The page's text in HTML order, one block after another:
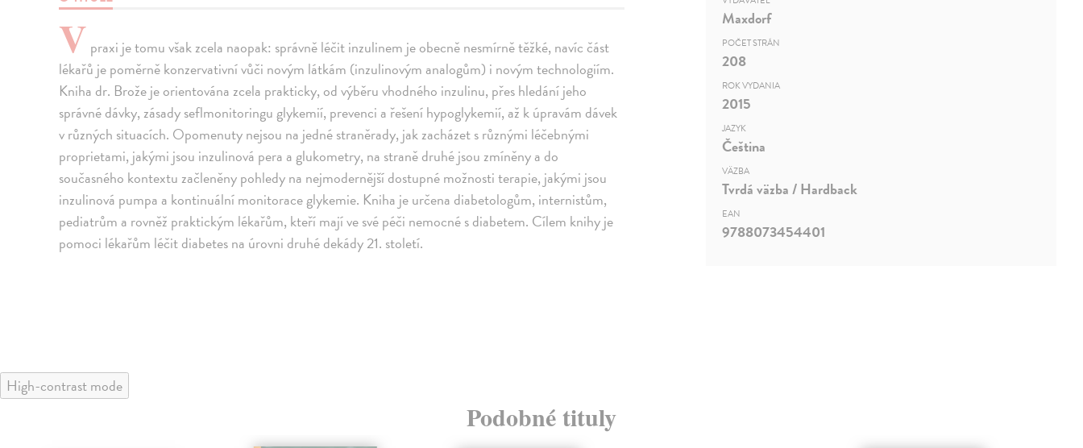
V praxi je tomu však zcela naopak: správně léčit inzulinem je obecně nesmírně těžké, navíc část
lékařů je poměrně konzervativní vůči novým látkám (inzulinovým analogům) i novým technologiím.
Kniha dr. Brože je orientována zcela prakticky, od výběru vhodného inzulinu, přes hledání jeho
správné dávky, zásady seflmonitoringu glykemií, prevenci a řešení hypoglykemií, až k úpravám dávek
v různých situacích. Opomenuty nejsou na jedné straněrady, jak zacházet s různými léčebnými
proprietami, jakými jsou inzulinová pera a glukometry, na straně druhé jsou zmíněny a do
současného kontextu začleněny pohledy na nejmodernější dostupné možnosti terapie, jakými jsou
inzulinová pumpa a kontinuální monitorace glykemie. Kniha je určena diabetologům, internistům,
pediatrům a rovněž praktickým lékařům, kteří mají ve své péči nemocné s diabetem. Cílem knihy je
pomoci lékařům léčit diabetes na úrovni druhé dekády 21. století.
Maxdorf
POČET STRÁN
208
ROK VYDANIA
2015
JAZYK
Čeština
VÄZBA
Tvrdá väzba / Hardback
EAN
9788073454401
High-contrast mode
Podobné tituly